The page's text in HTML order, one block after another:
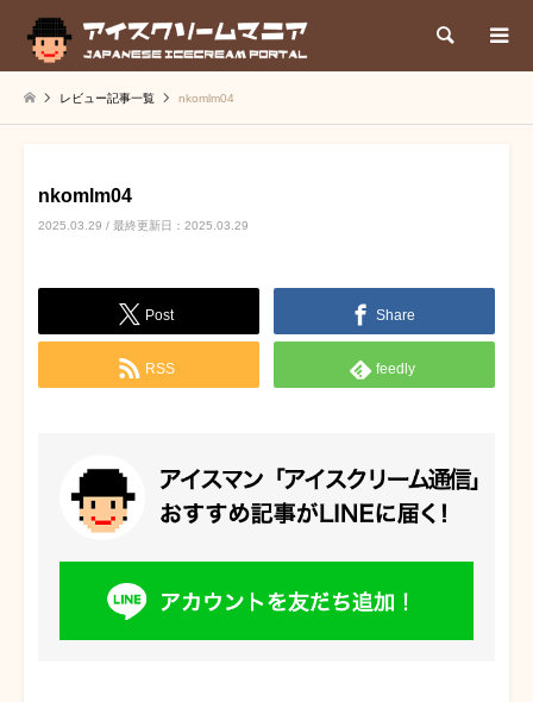
検索
レビュー記事一覧 nkomlm04
nkomlm04
2025.03.29 / 最終更新日：2025.03.29
Post Share
RSS feedly